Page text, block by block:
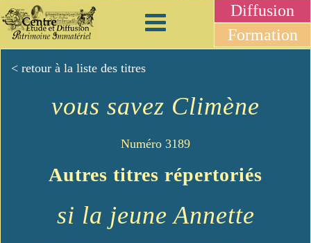
Diffusion
Formation
< retour à la liste des titres
vous savez Climène
Numéro 3189
Autres titres répertoriés
si la jeune Annette